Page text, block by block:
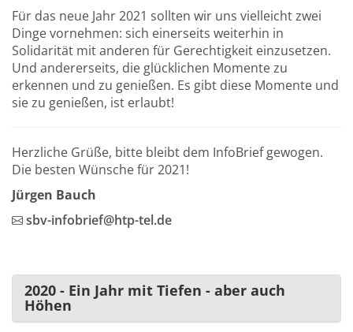
Für das neue Jahr 2021 sollten wir uns vielleicht zwei
Dinge vornehmen: sich einerseits weiterhin in
Solidarität mit anderen für Gerechtigkeit einzusetzen.
Und andererseits, die glücklichen Momente zu
erkennen und zu genießen. Es gibt diese Momente und
sie zu genießen, ist erlaubt!
Herzliche Grüße, bitte bleibt dem InfoBrief gewogen.
Die besten Wünsche für 2021!
Jürgen Bauch
sbv-infobrief@htp-tel.de
2020 - Ein Jahr mit Tiefen - aber auch
Höhen